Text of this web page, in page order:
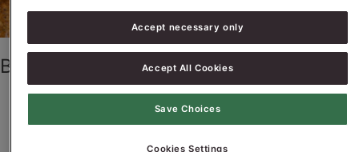
Bierborrelbrood
manonteeuw
Accept necessary only
Accept All Cookies
Save Choices
Cookies Settings